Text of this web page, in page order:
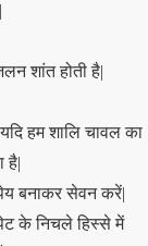
शांत होती है|
हम शालि चावल का
है|
बनाकर सेवन करें|
के निचले हिस्से में